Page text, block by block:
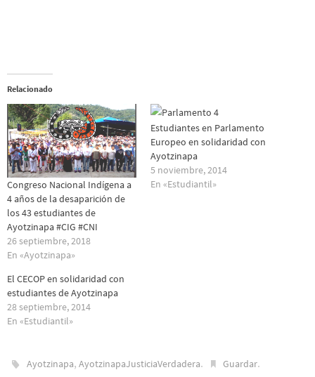
Relacionado
Congreso Nacional Indígena a
4 años de la desaparición de
los 43 estudiantes de
Ayotzinapa #CIG #CNI
26 septiembre, 2018
En «Ayotzinapa»
Estudiantes en Parlamento
Europeo en solidaridad con
Ayotzinapa
5 noviembre, 2014
En «Estudiantil»
El CECOP en solidaridad con
estudiantes de Ayotzinapa
28 septiembre, 2014
En «Estudiantil»
Ayotzinapa,AyotzinapaJusticiaVerdadera. Guardar.